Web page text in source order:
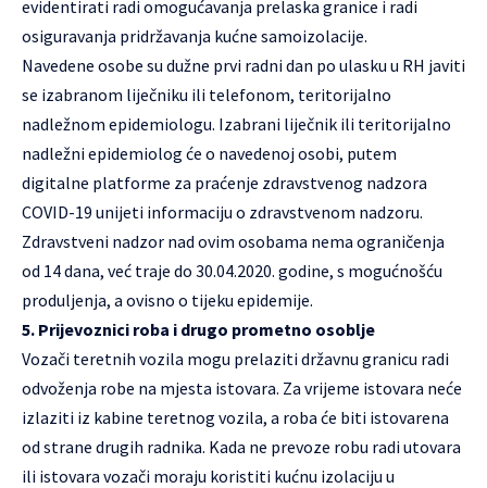
evidentirati radi omogućavanja prelaska granice i radi
osiguravanja pridržavanja kućne samoizolacije.
Navedene osobe su dužne prvi radni dan po ulasku u RH javiti
se izabranom liječniku ili telefonom, teritorijalno
nadležnom epidemiologu. Izabrani liječnik ili teritorijalno
nadležni epidemiolog će o navedenoj osobi, putem
digitalne platforme za praćenje zdravstvenog nadzora
COVID-19 unijeti informaciju o zdravstvenom nadzoru.
Zdravstveni nadzor nad ovim osobama nema ograničenja
od 14 dana, već traje do 30.04.2020. godine, s mogućnošću
produljenja, a ovisno o tijeku epidemije.
5. Prijevoznici roba i drugo prometno osoblje
Vozači teretnih vozila mogu prelaziti državnu granicu radi
odvoženja robe na mjesta istovara. Za vrijeme istovara neće
izlaziti iz kabine teretnog vozila, a roba će biti istovarena
od strane drugih radnika. Kada ne prevoze robu radi utovara
ili istovara vozači moraju koristiti kućnu izolaciju u